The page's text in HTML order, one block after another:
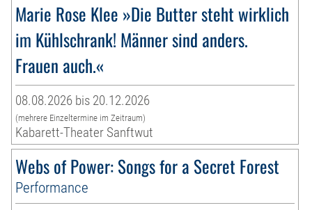
Marie Rose Klee »Die Butter steht wirklich
im Kühlschrank! Männer sind anders.
Frauen auch.«
08.08.2026 bis 20.12.2026
(mehrere Einzeltermine im Zeitraum)
Kabarett-Theater Sanftwut
Webs of Power: Songs for a Secret Forest
Performance